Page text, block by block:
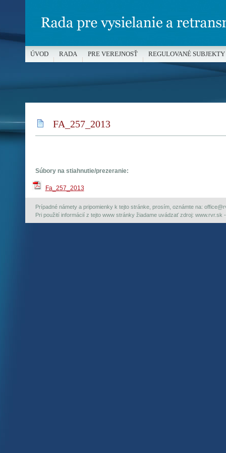
FA_257_2013
Súbory na stiahnutie/prezeranie:
Fa_257_2013
Prípadné námety a pripomienky k tejto stránke, prosím, oznámte na:
Pri použití informácií z tejto www stránky žiadame uvádzať zdroj: www.rvr.sk
ÚVOD RADA PRE VEREJNOSŤ REGULOVANÉ SUBJEKTY